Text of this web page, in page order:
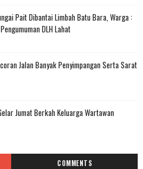
Pait Dibantai Limbah Batu Bara, Warga :
DLH Lahat
Jalan Banyak Penyimpangan Serta Sarat
Jumat Berkah Keluarga Wartawan
COMMENTS